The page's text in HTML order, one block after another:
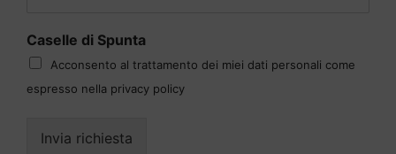
Caselle di Spunta
Acconsento al trattamento dei miei dati personali come
espresso nella privacy policy
Invia richiesta